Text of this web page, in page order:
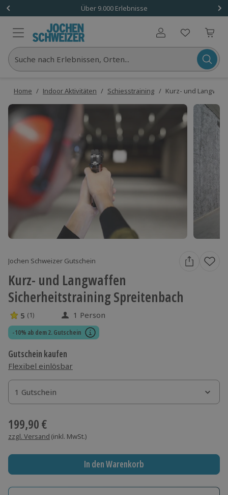
Über 9.000 Erlebnisse
Benutzerkonto
Suche nach Erlebnissen, Orten...
Home / Indoor Aktivitäten / Schiesstraining / Kurz- und
Jochen Schweizer Gutschein
Kurz- und Langwaffen
Sicherheitstraining Spreitenbach
5 Sterne von 5 aus 1 Bewertungen
5 (1) 1 Person
-10% ab dem 2. Gutschein
Gutschein kaufen
Flexibel einlösbar
1 Gutschein
1 Gutschein
1 Gutschein
199,90 €
zzgl. Versand (inkl. MwSt.)
In den Warenkorb